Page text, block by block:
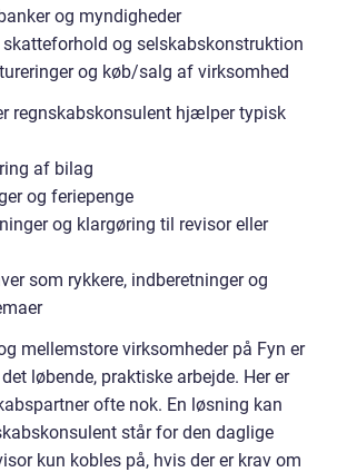
og myndigheder
og selskabskonstruktion
og køb/salg af virksomhed
regnskabskonsulent hjælper typisk
af bilag
og feriepenge
og klargøring til revisor eller
som rykkere, indberetninger og
mellemstore virksomheder på Fyn er
løbende, praktiske arbejde. Her er
ofte nok. En løsning kan
står for den daglige
kun kobles på, hvis der er krav om